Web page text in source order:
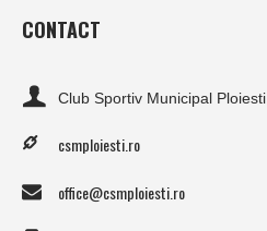
CONTACT
Club Sportiv Municipal Ploiesti
csmploiesti.ro
office@csmploiesti.ro